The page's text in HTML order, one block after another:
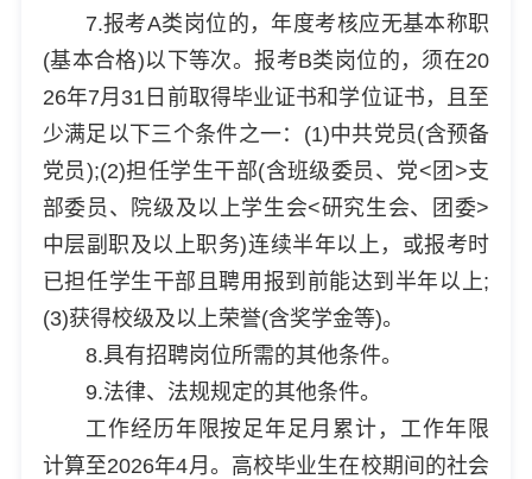
7.报考A类岗位的，年度考核应无基本称职
(基本合格)以下等次。报考B类岗位的，须在20
26年7月31日前取得毕业证书和学位证书，且至
少满足以下三个条件之一：(1)中共党员(含预备
党员);(2)担任学生干部(含班级委员、党<团>支
部委员、院级及以上学生会<研究生会、团委>
中层副职及以上职务)连续半年以上，或报考时
已担任学生干部且聘用报到前能达到半年以上;
(3)获得校级及以上荣誉(含奖学金等)。
8.具有招聘岗位所需的其他条件。
9.法律、法规规定的其他条件。
工作经历年限按足年足月累计，工作年限
计算至2026年4月。高校毕业生在校期间的社会